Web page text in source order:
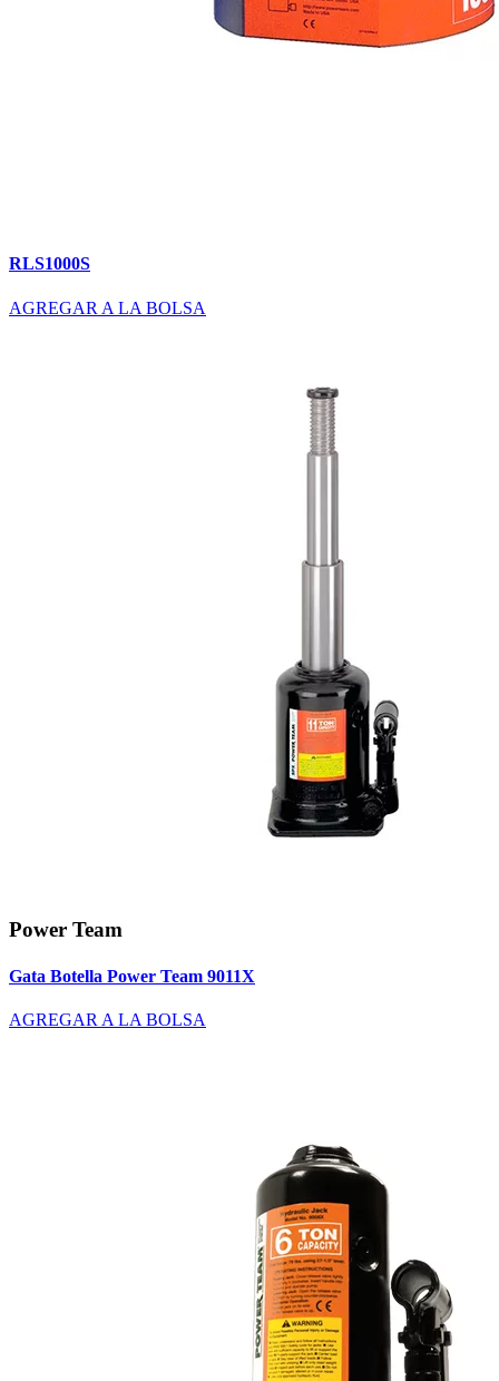
RLS1000S
AGREGAR A LA BOLSA
Power Team
Gata Botella Power Team 9011X
AGREGAR A LA BOLSA